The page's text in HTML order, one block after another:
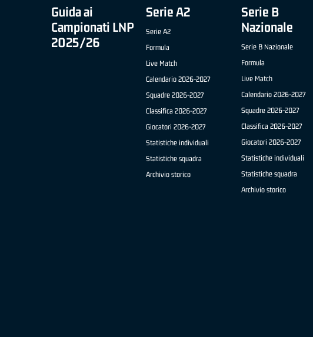
Guida ai
Campionati LNP
2025/26
Serie A2
Serie A2
Formula
Live Match
Calendario 2026-2027
Squadre 2026-2027
Classifica 2026-2027
Giocatori 2026-2027
Statistiche individuali
Statistiche squadra
Archivio storico
Serie B
Nazionale
Serie B Nazionale
Formula
Live Match
Calendario 2026-2027
Squadre 2026-2027
Classifica 2026-2027
Giocatori 2026-2027
Statistiche individuali
Statistiche squadra
Archivio storico